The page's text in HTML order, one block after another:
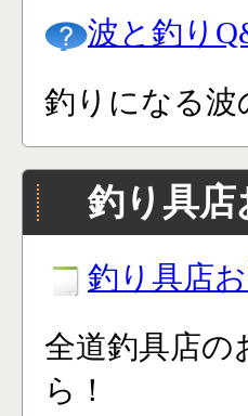
波と釣り
釣りになる波
釣り具店
釣り具店
全道釣具店の
ら！